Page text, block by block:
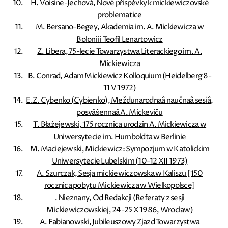
H. Voisine-Jechová, Nové přispěvky k mickiewiczovské
problematice
M. Bersano-Begey, Akademia im. A. Mickiewicza w
Bolonii i Teofil Lenartowicz
Z. Libera, 75-lecie Towarzystwa Literackiego im. A.
Mickiewicza
B. Conrad, Adam Mickiewicz Kolloquium (Heidelberg 8-
11 V 1972)
E.Z. Cybenko (Cybienko), Meždunarodnaâ naučnaâ sesiâ,
posvâŝennaâ A. Mickeviču
T. Błażejewski, 175 rocznica urodzin A. Mickiewicza w
Uniwersytecie im. Humboldta w Berlinie
M. Maciejewski, Mickiewicz: Sympozjum w Katolickim
Uniwersytecie Lubelskim (10-12 XII 1973)
A. Szurczak, Sesja mickiewiczowska w Kaliszu [150
rocznica pobytu Mickiewicza w Wielkopolsce]
. Nieznany, Od Redakcji (Referaty z sesji
Mickiewiczowskiej, 24-25 X 1986, Wrocław)
A. Fabianowski, Jubileuszowy Zjazd Towarzystwa